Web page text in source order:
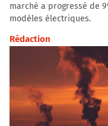
marché a progressé de
modèles électriques.
Rédaction